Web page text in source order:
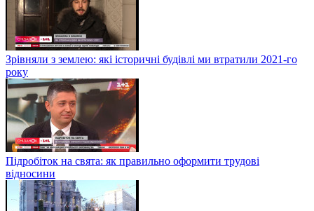
Зрівняли з землею: які історичні будівлі ми втратили 2021-го
року
Підробіток на свята: як правильно оформити трудові
відносини